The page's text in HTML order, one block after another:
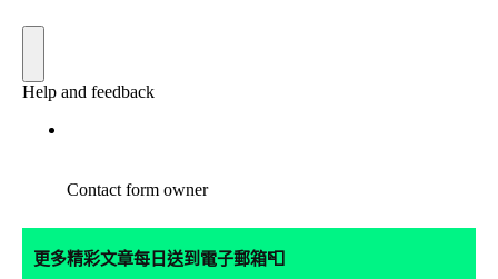
更多精彩文章每日送到電子郵箱📮